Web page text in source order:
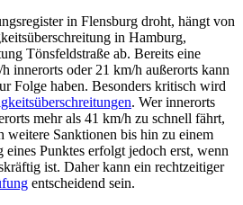
in Flensburg droht, hängt von
in Hamburg,
Tönsfeldstraße ab. Bereits eine
innerorts oder 21 km/h außerorts kann
Folge haben. Besonders kritisch wird
. Wer innerorts
mehr als 41 km/h zu schnell fährt,
weitere Sanktionen bis hin zu einem
Punktes erfolgt jedoch erst, wenn
ist. Daher kann ein rechtzeitiger
entscheidend sein.